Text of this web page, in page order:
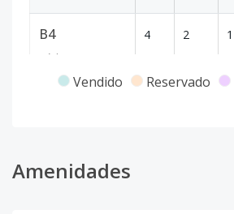
B4
Código
4 2 1
A1
Vendido Reservado
Amenidades